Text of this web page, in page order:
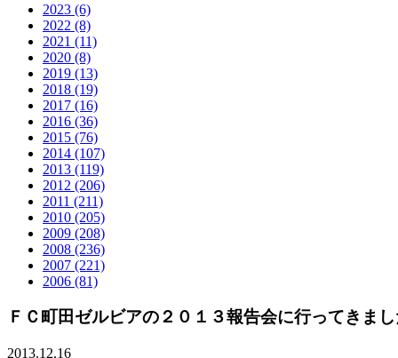
2023 (6)
2022 (8)
2021 (11)
2020 (8)
2019 (13)
2018 (19)
2017 (16)
2016 (36)
2015 (76)
2014 (107)
2013 (119)
2012 (206)
2011 (211)
2010 (205)
2009 (208)
2008 (236)
2007 (221)
2006 (81)
ＦＣ町田ゼルビアの２０１３報告会に行ってきま
2013.12.16